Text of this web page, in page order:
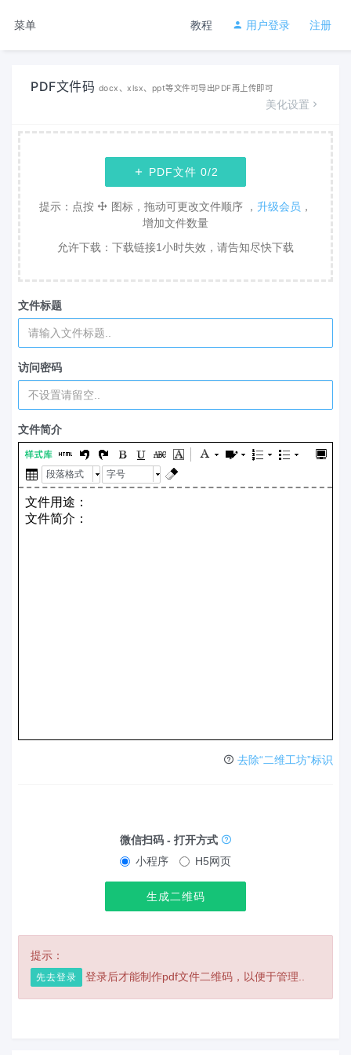
菜单 注册
用户登录
教程
PDF文件码 docx、xlsx、ppt等文件可导出PDF再上传即可
美化设置
PDF文件 0/2
提示：点按 图标，拖动可更改文件顺序 ， 升级会员 ，
增加文件数量
允许下载：下载链接1小时失效，请告知尽快下载
文件标题
访问密码
文件简介
段落格式 字号
去除“二维工坊”标识
微信扫码 - 打开方式
小程序
H5网页
生成二维码
提示：
先去登录 登录后才能制作pdf文件二维码，以便于管理..